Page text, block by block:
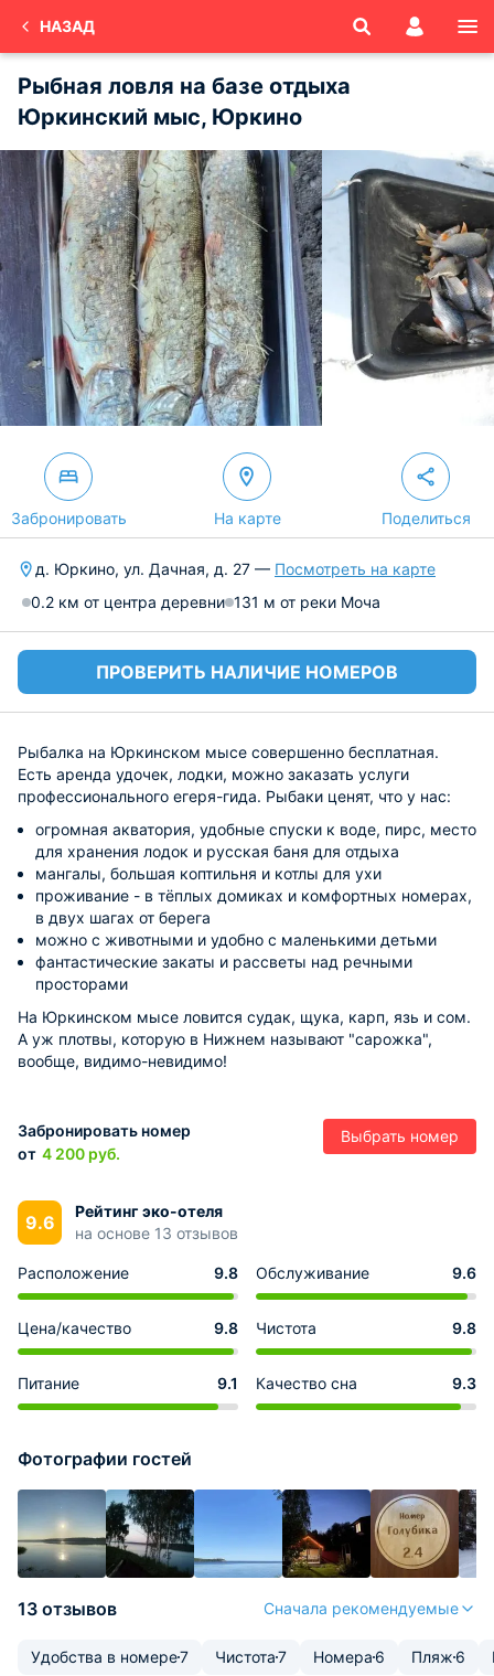
НАЗАД
Рыбная ловля на базе отдыха
Юркинский мыс, Юркино
Забронировать На карте Поделиться
д. Юркино, ул. Дачная, д. 27 — Посмотреть на карте
0.2 км от центра деревни 131 м от реки Моча
ПРОВЕРИТЬ НАЛИЧИЕ НОМЕРОВ
Рыбалка на Юркинском мысе совершенно бесплатная.
Есть аренда удочек, лодки, можно заказать услуги
профессионального егеря-гида. Рыбаки ценят, что у нас:
огромная акватория, удобные спуски к воде, пирс, место
для хранения лодок и русская баня для отдыха
мангалы, большая коптильня и котлы для ухи
проживание - в тёплых домиках и комфортных номерах,
в двух шагах от берега
можно с животными и удобно с маленькими детьми
фантастические закаты и рассветы над речными
просторами
На Юркинском мысе ловится судак, щука, карп, язь и сом.
А уж плотвы, которую в Нижнем называют "сарожка",
вообще, видимо-невидимо!
Забронировать номер
от 4 200 руб.
Выбрать номер
9.6
Рейтинг эко-отеля
на основе 13 отзывов
Расположение 9.8 Обслуживание 9.6
Цена/качество 9.8 Чистота 9.8
Питание 9.1 Качество сна 9.3
Фотографии гостей
13 отзывов Сначала рекомендуемые
Удобства в номере7 Чистота7 Номера 6 Пляж 6